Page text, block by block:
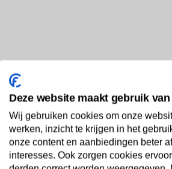
Deze website maakt gebruik
Wij gebruiken cookies om onze
werken, inzicht te krijgen in het
onze content en aanbiedingen beter
interesses. Ook zorgen cookies